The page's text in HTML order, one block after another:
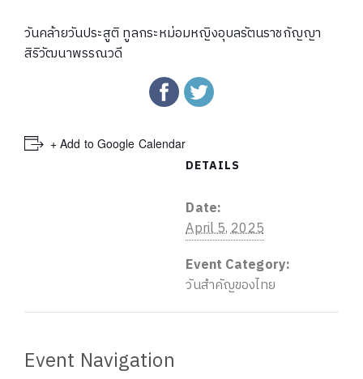
วันคล้ายวันประสูติ ทูลกระหม่อมหญิงอุบลรัตนราชกัญญา
สิริวัฒนาพรรณวดี
+ Add to Google Calendar
DETAILS
Date:
April 5, 2025
Event Category:
วันสำคัญของไทย
Event Navigation